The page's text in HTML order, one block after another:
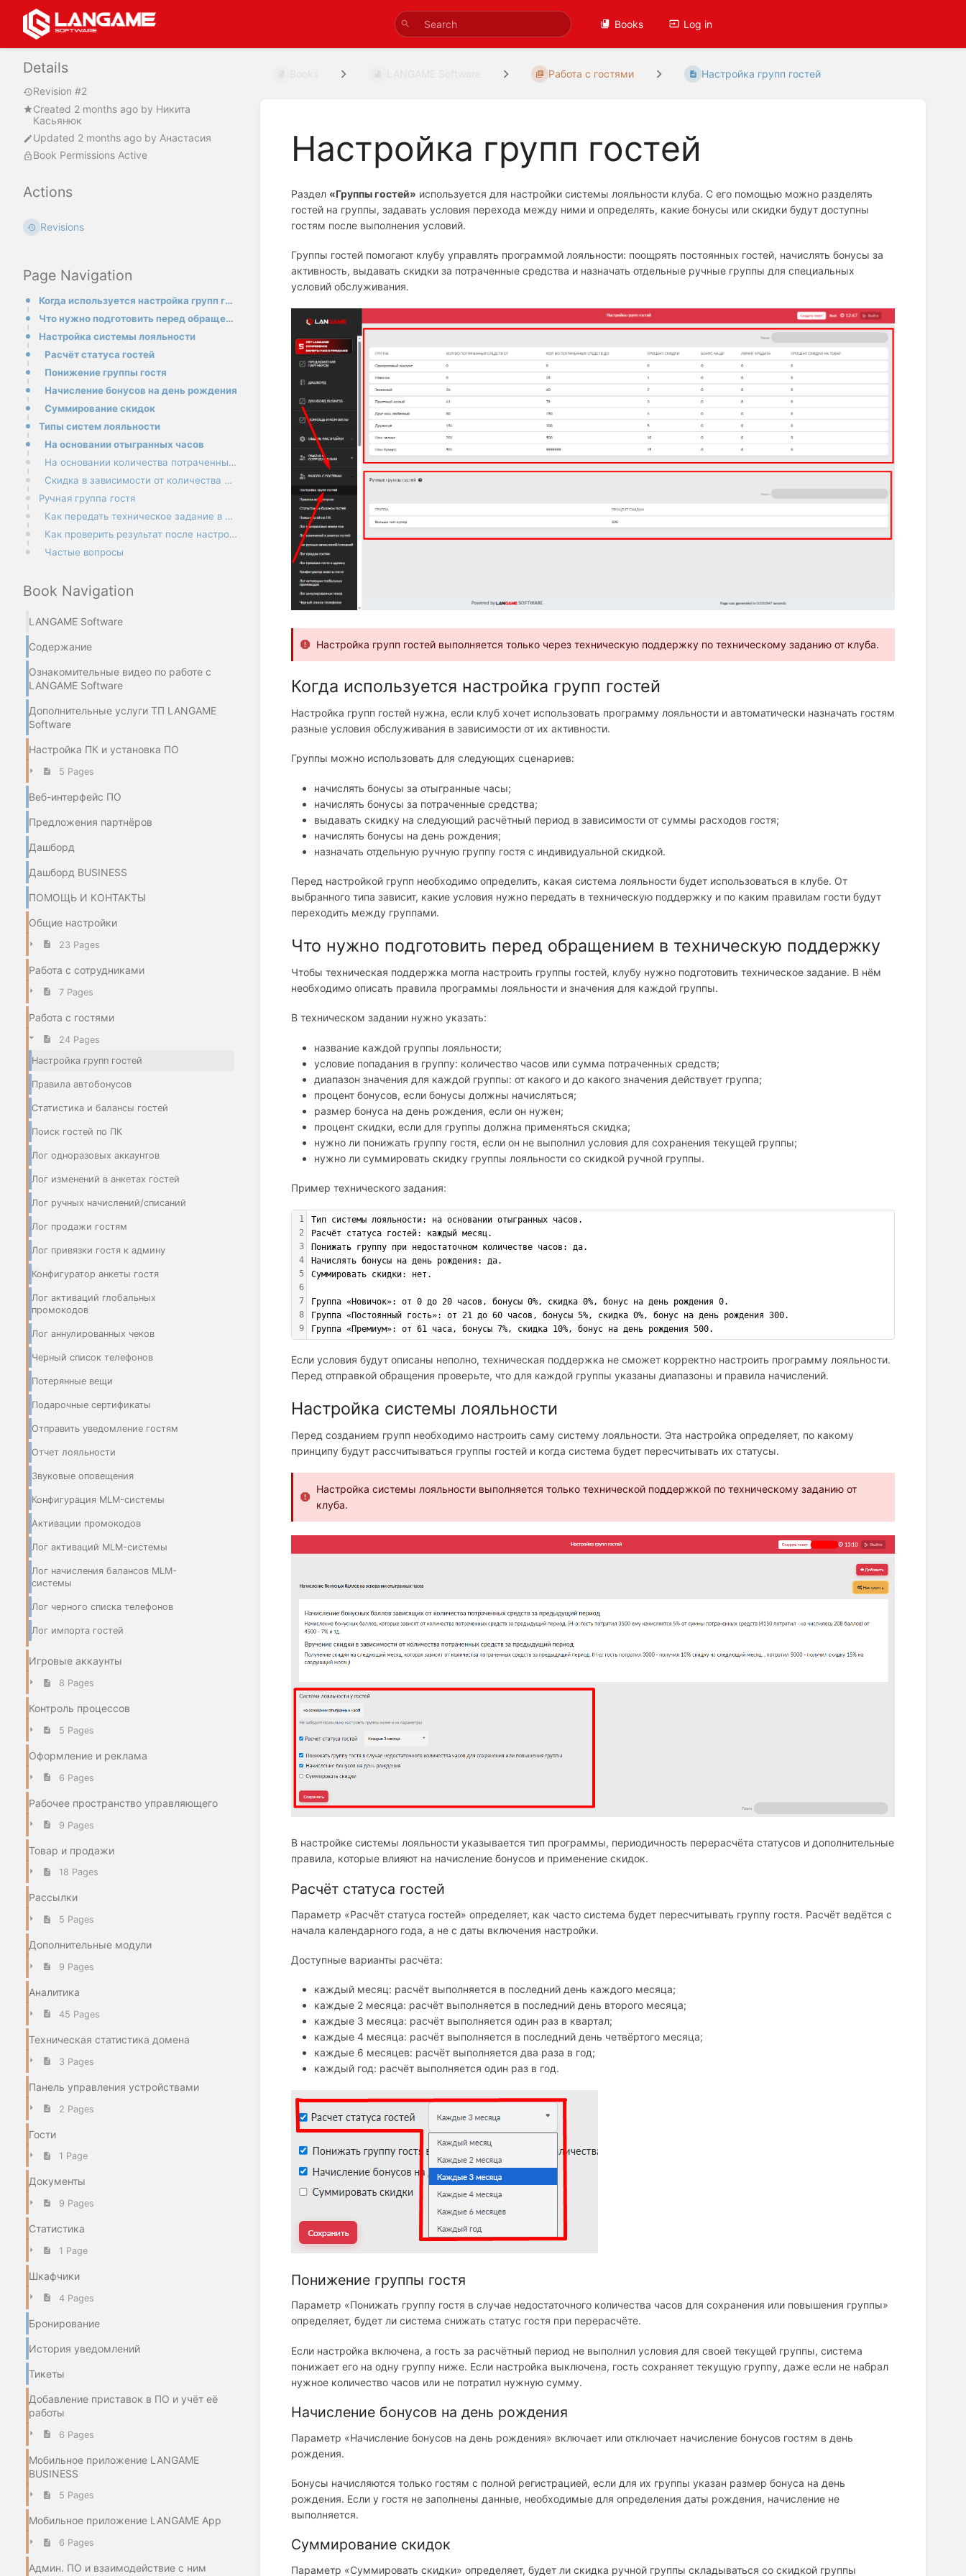
Books Log in
Details
Revision #2
Created 2 months ago by Никита
Касьянюк
Updated 2 months ago by Анастасия
Book Permissions Active
Actions
Revisions
Page Navigation
Когда используется настройка групп гостей
Что нужно подготовить перед обращением в техническую поддержку
Настройка системы лояльности
Расчёт статуса гостей
Понижение группы гостя
Начисление бонусов на день рождения
Суммирование скидок
Типы систем лояльности
На основании отыгранных часов
На основании количества потраченных средств с начислением бонусов
Скидка в зависимости от количества потраченных средств
Ручная группа гостя
Как передать техническое задание в поддержку
Как проверить результат после настройки
Частые вопросы
Book Navigation
LANGAME Software
Содержание
Ознакомительные видео по работе с
LANGAME Software
Дополнительные услуги ТП LANGAME
Software
Настройка ПК и установка ПО
5 Pages
Веб-интерфейс ПО
Предложения партнёров
Дашборд
Дашборд BUSINESS
ПОМОЩЬ И КОНТАКТЫ
Общие настройки
23 Pages
Работа с сотрудниками
7 Pages
Работа с гостями
24 Pages
Настройка групп гостей
Правила автобонусов
Статистика и балансы гостей
Поиск гостей по ПК
Лог одноразовых аккаунтов
Лог изменений в анкетах гостей
Лог ручных начислений/списаний
Лог продажи гостям
Лог привязки гостя к админу
Конфигуратор анкеты гостя
Лог активаций глобальных
промокодов
Лог аннулированных чеков
Черный список телефонов
Потерянные вещи
Подарочные сертификаты
Отправить уведомление гостям
Отчет лояльности
Звуковые оповещения
Конфигурация MLM-системы
Активации промокодов
Лог активаций MLM-системы
Лог начисления балансов MLM-
системы
Лог черного списка телефонов
Лог импорта гостей
Игровые аккаунты
8 Pages
Контроль процессов
5 Pages
Оформление и реклама
6 Pages
Рабочее пространство управляющего
9 Pages
Товар и продажи
18 Pages
Рассылки
5 Pages
Дополнительные модули
9 Pages
Аналитика
45 Pages
Техническая статистика домена
3 Pages
Панель управления устройствами
2 Pages
Гости
1 Page
Документы
9 Pages
Статистика
1 Page
Шкафчики
4 Pages
Бронирование
История уведомлений
Тикеты
Добавление приставок в ПО и учёт её
работы
6 Pages
Мобильное приложение LANGAME
BUSINESS
5 Pages
Мобильное приложение LANGAME App
6 Pages
Админ. ПО и взаимодействие с ним
Работа с гостями Настройка групп гостей
Настройка групп гостей
Раздел «Группы гостей» используется для настройки системы лояльности клуба. С его помощью можно разделять
гостей на группы, задавать условия перехода между ними и определять, какие бонусы или скидки будут доступны
гостям после выполнения условий.
Группы гостей помогают клубу управлять программой лояльности: поощрять постоянных гостей, начислять бонусы за
активность, выдавать скидки за потраченные средства и назначать отдельные ручные группы для специальных
условий обслуживания.
Настройка групп гостей выполняется только через техническую поддержку по техническому заданию от клуба.
Когда используется настройка групп гостей
Настройка групп гостей нужна, если клуб хочет использовать программу лояльности и автоматически назначать гостям
разные условия обслуживания в зависимости от их активности.
Группы можно использовать для следующих сценариев:
начислять бонусы за отыгранные часы;
начислять бонусы за потраченные средства;
выдавать скидку на следующий расчётный период в зависимости от суммы расходов гостя;
начислять бонусы на день рождения;
назначать отдельную ручную группу гостя с индивидуальной скидкой.
Перед настройкой групп необходимо определить, какая система лояльности будет использоваться в клубе. От
выбранного типа зависит, какие условия нужно передать в техническую поддержку и по каким правилам гости будут
переходить между группами.
Что нужно подготовить перед обращением в техническую поддержку
Чтобы техническая поддержка могла настроить группы гостей, клубу нужно подготовить техническое задание. В нём
необходимо описать правила программы лояльности и значения для каждой группы.
В техническом задании нужно указать:
название каждой группы лояльности;
условие попадания в группу: количество часов или сумма потраченных средств;
диапазон значения для каждой группы: от какого и до какого значения действует группа;
процент бонусов, если бонусы должны начисляться;
размер бонуса на день рождения, если он нужен;
процент скидки, если для группы должна применяться скидка;
нужно ли понижать группу гостя, если он не выполнил условия для сохранения текущей группы;
нужно ли суммировать скидку группы лояльности со скидкой ручной группы.
Пример технического задания:
1
2
3
4
5
6
7
8
9
Тип системы лояльности: на основании отыгранных часов.
Расчёт статуса гостей: каждый месяц.
Понижать группу при недостаточном количестве часов: да.
Начислять бонусы на день рождения: да.
Суммировать скидки: нет.
Группа «Новичок»: от 0 до 20 часов, бонусы 0%, скидка 0%, бонус на день рождения 0.
Группа «Постоянный гость»: от 21 до 60 часов, бонусы 5%, скидка 0%, бонус на день рождения 300.
Группа «Премиум»: от 61 часа, бонусы 7%, скидка 10%, бонус на день рождения 500.
Если условия будут описаны неполно, техническая поддержка не сможет корректно настроить программу лояльности.
Перед отправкой обращения проверьте, что для каждой группы указаны диапазоны и правила начислений.
Настройка системы лояльности
Перед созданием групп необходимо настроить саму систему лояльности. Эта настройка определяет, по какому
принципу будут рассчитываться группы гостей и когда система будет пересчитывать их статусы.
Настройка системы лояльности выполняется только технической поддержкой по техническому заданию от
клуба.
В настройке системы лояльности указывается тип программы, периодичность перерасчёта статусов и дополнительные
правила, которые влияют на начисление бонусов и применение скидок.
Расчёт статуса гостей
Параметр «Расчёт статуса гостей» определяет, как часто система будет пересчитывать группу гостя. Расчёт ведётся с
начала календарного года, а не с даты включения настройки.
Доступные варианты расчёта:
каждый месяц: расчёт выполняется в последний день каждого месяца;
каждые 2 месяца: расчёт выполняется в последний день второго месяца;
каждые 3 месяца: расчёт выполняется один раз в квартал;
каждые 4 месяца: расчёт выполняется в последний день четвёртого месяца;
каждые 6 месяцев: расчёт выполняется два раза в год;
каждый год: расчёт выполняется один раз в год.
Понижение группы гостя
Параметр «Понижать группу гостя в случае недостаточного количества часов для сохранения или повышения группы»
определяет, будет ли система снижать статус гостя при перерасчёте.
Если настройка включена, а гость за расчётный период не выполнил условия для своей текущей группы, система
понижает его на одну группу ниже. Если настройка выключена, гость сохраняет текущую группу, даже если не набрал
нужное количество часов или не потратил нужную сумму.
Начисление бонусов на день рождения
Параметр «Начисление бонусов на день рождения» включает или отключает начисление бонусов гостям в день
рождения.
Бонусы начисляются только гостям с полной регистрацией, если для их группы указан размер бонуса на день
рождения. Если у гостя не заполнены данные, необходимые для определения даты рождения, начисление не
выполняется.
Суммирование скидок
Параметр «Суммировать скидки» определяет, будет ли скидка ручной группы складываться со скидкой группы